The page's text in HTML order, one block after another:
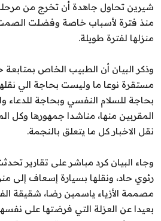
شيرين تحاول جاهدة أن تخرج من مرحلة
منذ فترة لأسباب خاصة وفضلت
منزلها لفترة طويلة.
وذكر البيان أن الطبيب الخاص بمتابعة
مستقرة نوعا ما وليست بحاجة الي
بحاجة للسلام النفسي وبحاجة للدعاء
المقربين منها، مناشدا جمهورها وكل
نقل الاخبار كل ما يتعلق بالنجمة.
وجاء البيان كرد مباشر على تقارير
رئوي حاد، ونقلها بسيارة إسعاف إلى
مصممة الأزياء ياسمين رضا، شقيقة
بعيدا عن العزلة التي فرضتها على